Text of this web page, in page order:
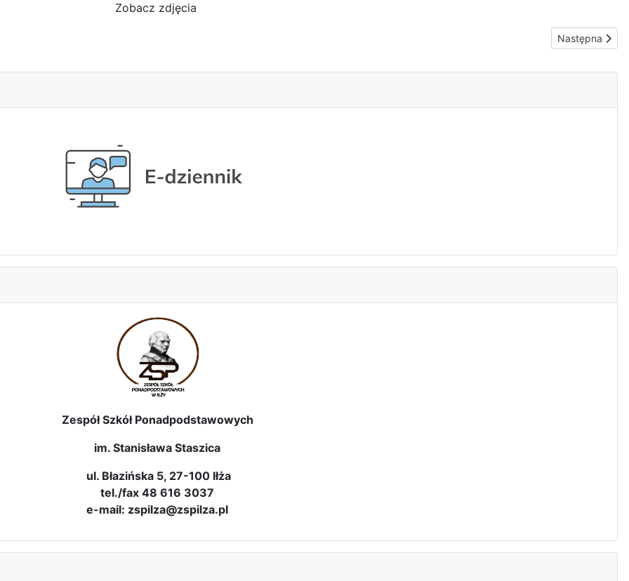
Zobacz zdjęcia
Następna
Następna
Zespół Szkół Ponadpodstawowych
im. Stanisława Staszica
ul. Błazińska 5, 27-100 Iłża
tel./fax 48 616 3037
e-mail: zspilza@zspilza.pl